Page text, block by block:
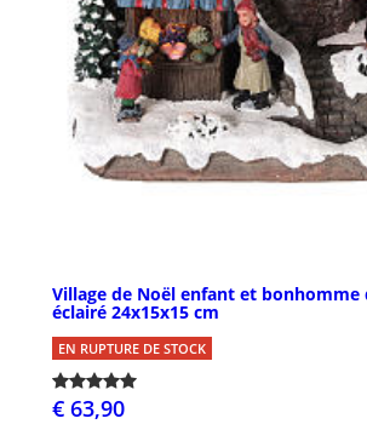
Village de Noël enfant et
éclairé 24x15x15 cm
EN RUPTURE DE STOCK
€ 63,90